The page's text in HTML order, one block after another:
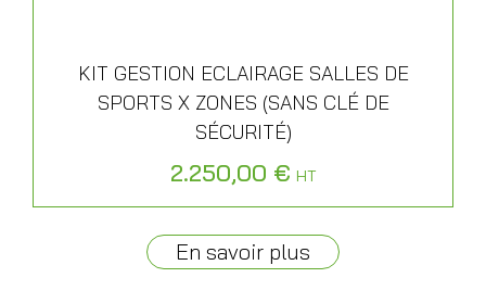
KIT GESTION ECLAIRAGE SALLES DE
SPORTS X ZONES (SANS CLÉ DE
SÉCURITÉ)
2.250,00 € HT
En savoir plus